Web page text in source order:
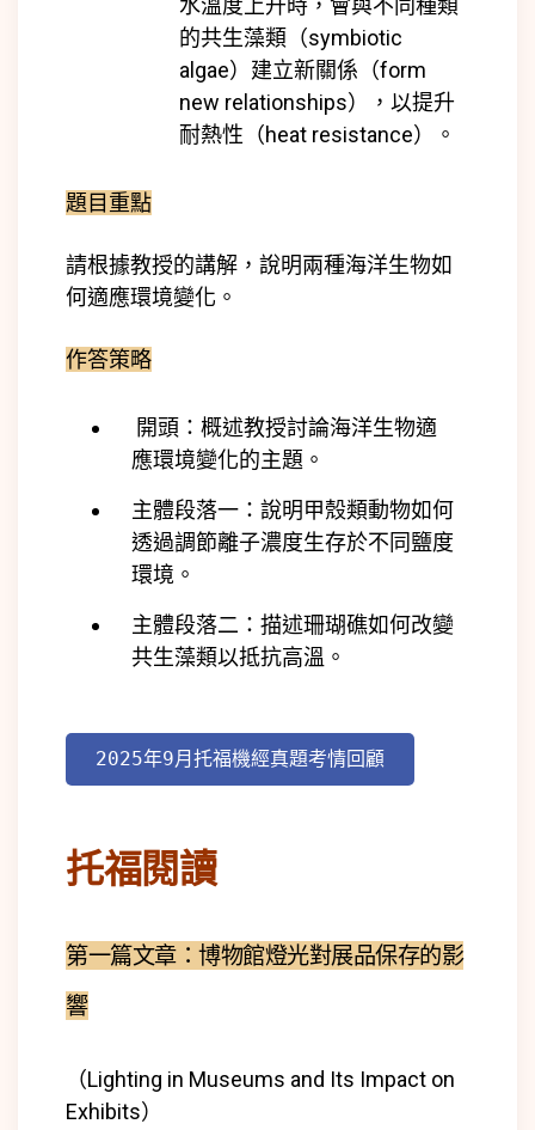
的共生藻類（symbiotic
algae）建立新關係（form
new relationships），以提升
耐熱性（heat resistance）。
題目重點
請根據教授的講解，說明兩種海洋生物如
何適應環境變化。
作答策略
開頭：概述教授討論海洋生物適
應環境變化的主題。
主體段落一：說明甲殼類動物如何
透過調節離子濃度生存於不同鹽度
環境。
主體段落二：描述珊瑚礁如何改變
共生藻類以抵抗高溫。
2025年9月托福機經真題考情回顧
托福閱讀
第一篇文章：博物館燈光對展品保存的影
響
（Lighting in Museums and Its Impact on
Exhibits）